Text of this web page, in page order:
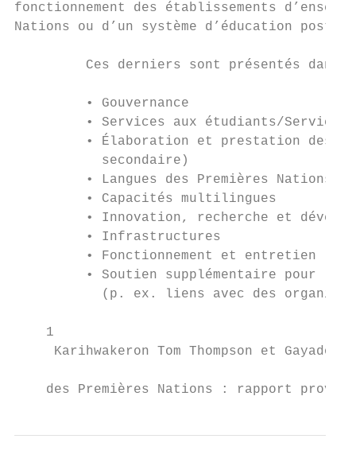
fonctionnement des établissements
Nations ou d’un système d’éducation
Ces derniers sont présentés dans
         • Gouvernance
• Services aux étudiants/
• Élaboration et prestation des
           secondaire)
         • Langues des Premières Nations
         • Capacités multilingues
• Innovation, recherche et
         • Infrastructures
         • Fonctionnement et entretien
• Soutien supplémentaire pour
(p. ex. liens avec des
    1
Karihwakeron Tom Thompson et
des Premières Nations : rapport